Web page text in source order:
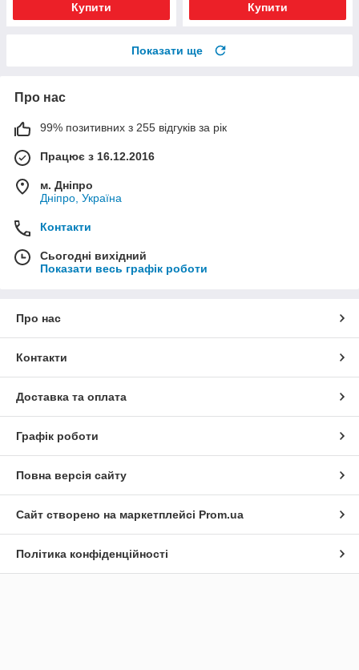
Купити Купити
Показати ще
Про нас
99% позитивних з 255 відгуків за рік
Працює з 16.12.2016
м. Дніпро
Дніпро, Україна
Контакти
Сьогодні вихідний
Показати весь графік роботи
Про нас
Контакти
Доставка та оплата
Графік роботи
Повна версія сайту
Сайт створено на маркетплейсі Prom.ua
Політика конфіденційності